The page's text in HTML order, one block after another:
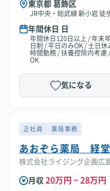
東京都 葛飾区
JR中央・総武線 新小岩 徒
年間休日 日
年間休日120日以上 / 年末
日制 / 平日のみOK / 土日
時間勤務 / 扶養控除内考慮
OK
気になる
正社員 薬局事務
あおぞら薬局 経堂
株式会社ライジング企画広
月収 20万円 ~ 28万円